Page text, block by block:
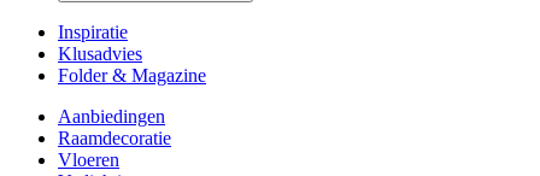
Inspiratie
Klusadvies
Folder & Magazine
Aanbiedingen
Raamdecoratie
Vloeren